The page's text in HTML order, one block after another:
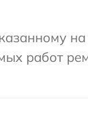
на
работ